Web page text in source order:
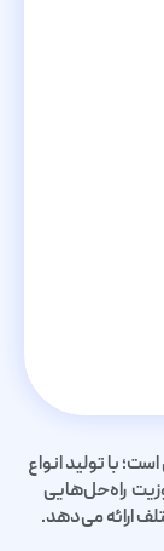
با تولید انواع
راه‌حل‌هایی
ارائه می‌دهد.